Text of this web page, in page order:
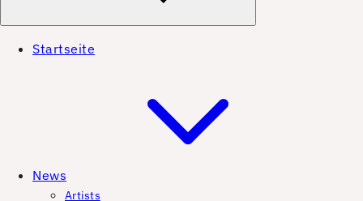
Startseite
News
Artists